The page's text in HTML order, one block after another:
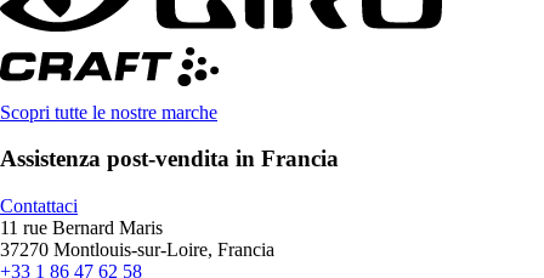
Scopri tutte le nostre marche
Assistenza post-vendita in Francia
Contattaci
11 rue Bernard Maris
37270 Montlouis-sur-Loire, Francia
+33 1 86 47 62 58